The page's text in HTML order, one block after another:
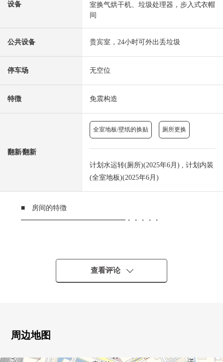
设备
室换气烘干机、垃圾处理器，步入式衣帽
间
公共设备 贵宾室，24小时可外出丢垃圾
停车场 无空位
特徴 免震构造
翻新⁄翻新
全室地板/壁纸的换贴 厕所更换
计划水运转(厕所)(2025年6月) , 计划内装
(全室地板)(2025年6月)
■ 房间的特徴
━━━━━━━━━━━━━━━・・・・・
○实际使用面积72.58平米的3LDK型的房间
○ 组合厨房(有餐具冲洗烘干机，垃圾处理器，净水器)
西式房间)
鞋櫃其他
查看评论
周边地图